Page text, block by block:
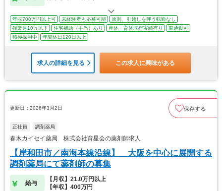
年収700万円以上可 未経験者も応募可能
原則、引越しを伴う転勤なし
残業月10ｈ以下
住宅補助（手当）あり 産休・育休取得実績有り
車通勤可
積極採用中
年間休日120日以上
求人の詳細を見る この求人に興味がある
更新日：2026年3月2日 保存する
正社員 調剤薬局
春木カイセイ薬局 株式会社育星会の薬剤師求人
【岸和田市／南海本線沿線】 大阪を中心に展開する
調剤薬局にて薬剤師の募集
給与
【月収】21.0万円以上
【年収】400万円